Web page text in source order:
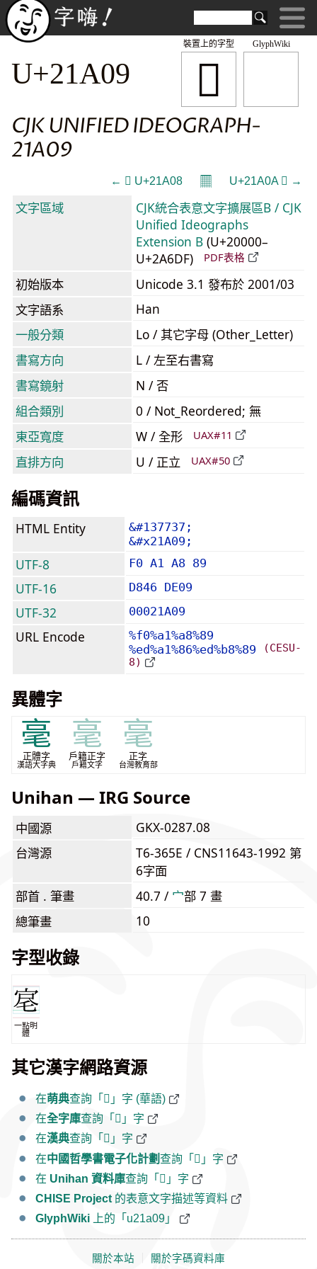
GlyphWiki
𡨉
裝置上的字型
U+21A09
CJK UNIFIED IDEOGRAPH-
21A09
← 𡨈 U+21A08 𝄜 U+21A0A 𡨊 →
文字區域
CJK統合表意文字擴展區B / CJK
Unified Ideographs
Extension B (U+20000–
U+2A6DF)
PDF表格
初始版本
Unicode 3.1 發布於 2001/03
文字語系
Han
一般分類
Lo / 其它字母 (Other_Letter)
書寫方向
L / 左至右書寫
書寫鏡射
N / 否
組合類別
0 / Not_Reordered; 無
東亞寬度
W / 全形 UAX#11
直排方向 U / 正立 UAX#50
編碼資訊
HTML Entity
&#137737;
&#x21A09;
UTF-8 F0 A1 A8 89
UTF-16 D846 DE09
UTF-32 00021A09
URL Encode
%f0%a1%a8%89
%ed%a1%86%ed%b8%89
(CESU-
8)
異體字
毫
正體字
漢語大字典
毫
戶籍正字
戶籍文字
毫
正字
台灣教育部
Unihan — IRG Source
中國源
GKX-0287.08
台灣源
T6-365E / CNS11643-1992 第
6字面
部首 . 筆畫
40.7 / ⼧部 7 畫
總筆畫
10
字型收錄
一點明
體
其它漢字網路資源
在萌典查詢「𡨉」字 (華語)
在全字庫查詢「𡨉」字
在漢典查詢「𡨉」字
在中國哲學書電子化計劃查詢「𡨉」字
在 Unihan 資料庫查詢「𡨉」字
CHISE Project 的表意文字描述等資料
GlyphWiki 上的「u21a09」
關於本站 關於字碼資料庫